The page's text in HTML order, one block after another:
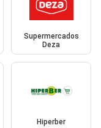
Supermercados
Deza
Hiperber